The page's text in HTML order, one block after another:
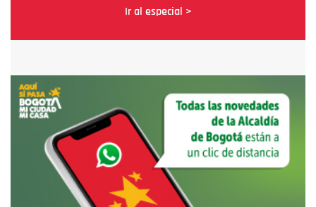
Ir al especial >